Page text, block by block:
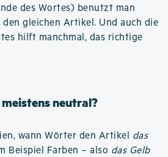
des Wortes) benutzt man
gleichen Artikel. Und auch die
hilft manchmal, das richtige
neutral?
wann Wörter den Artikel das
Beispiel Farben – also das Gelb